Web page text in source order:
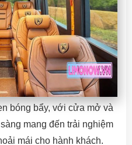
bóng bẩy, với cửa mở và
mang đến trải nghiệm
mái cho hành khách.